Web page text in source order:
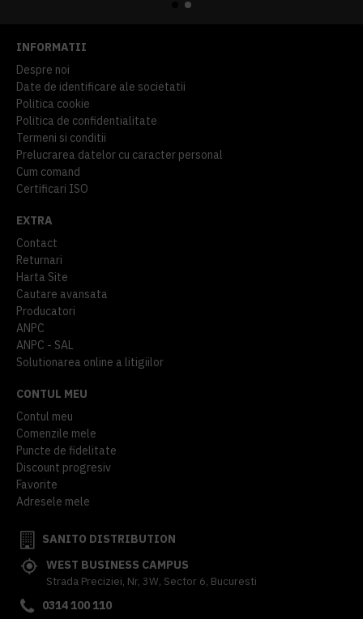
INFORMATII
Despre noi
Date de identificare ale societatii
Politica cookie
Politica de confidentialitate
Termeni si conditii
Prelucrarea datelor cu caracter personal
Cum comand
Certificari ISO
EXTRA
Contact
Returnari
Harta Site
Cautare avansata
Producatori
ANPC
ANPC - SAL
Solutionarea online a litigiilor
CONTUL MEU
Contul meu
Comenzile mele
Puncte de fidelitate
Discount progresiv
Favorite
Adresele mele
SANITO DISTRIBUTION
WEST BUSINESS CAMPUS
Strada Preciziei, Nr, 3W, Sector 6, Bucuresti
0314 100 110